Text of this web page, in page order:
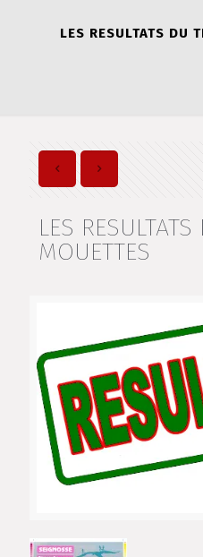
LES RESULTATS DU
LES
MOUETTES